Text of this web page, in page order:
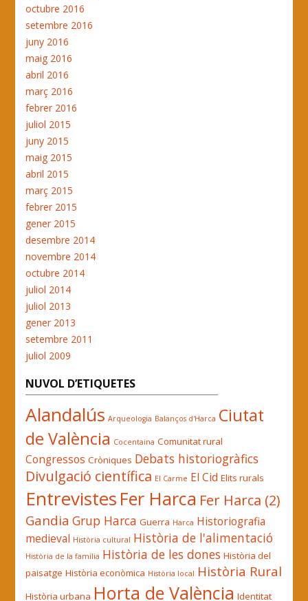
octubre 2016
setembre 2016
juny 2016
maig 2016
abril 2016
març 2016
febrer 2016
juliol 2015
juny 2015
maig 2015
abril 2015
març 2015
febrer 2015
gener 2015
desembre 2014
novembre 2014
octubre 2014
juliol 2014
juliol 2013
gener 2013
setembre 2011
juliol 2009
NUVOL D’ETIQUETES
Alandalús Arqueologia Balanços d'Harca Ciutat
de València Cocentaina Comunitat rural
Congressos Cròniques Debats historiogràfics
Divulgació científica El Carme El Cid Elits rurals
Entrevistes Fer Harca Fer Harca (2)
Gandia Grup Harca Guerra Harca Historiografia
medieval Història cultural Història de l'alimentació
Història de la família Història de les dones Història del
paisatge Història econòmica Història local Història Rural
Història urbana Horta de València Identitat